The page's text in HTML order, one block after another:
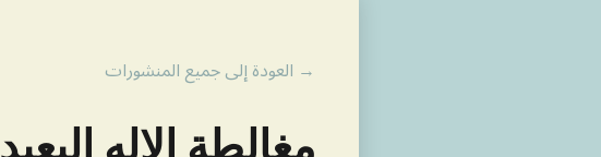
→ العودة إلى جميع المنشورات
مغالطة الإله البعيد